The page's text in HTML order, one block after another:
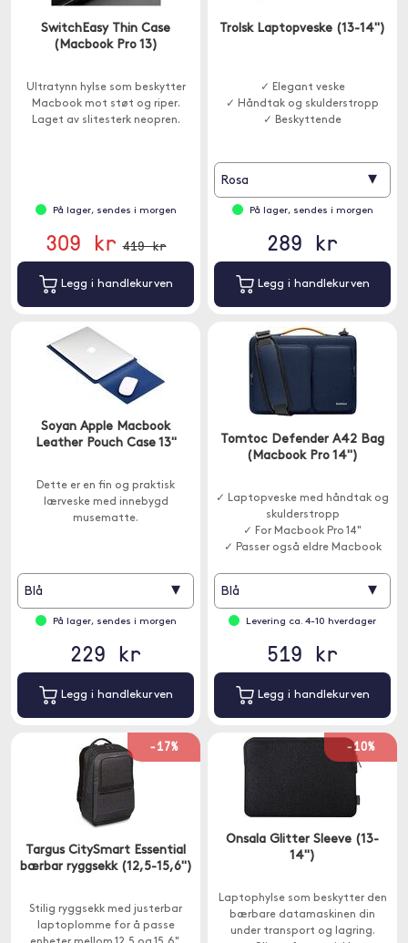
SwitchEasy Thin Case
(Macbook Pro 13)
Ultratynn hylse som beskytter
Macbook mot støt og riper.
Laget av slitesterk neopren.
På lager, sendes i morgen
309 kr 419 kr
Legg i handlekurven
Trolsk Laptopveske (13-14")
✓ Elegant veske
✓ Håndtak og skulderstropp
✓ Beskyttende
Rosa ▾
På lager, sendes i morgen
289 kr
Legg i handlekurven
Soyan Apple Macbook
Leather Pouch Case 13"
Dette er en fin og praktisk
lærveske med innebygd
musematte.
Blå ▾
På lager, sendes i morgen
229 kr
Legg i handlekurven
Tomtoc Defender A42 Bag
(Macbook Pro 14")
✓ Laptopveske med håndtak og
skulderstropp
✓ For Macbook Pro 14"
✓ Passer også eldre Macbook
Blå ▾
Levering ca. 4-10 hverdager
519 kr
Legg i handlekurven
-17%
Targus CitySmart Essential
bærbar ryggsekk (12,5-15,6")
Stilig ryggsekk med justerbar
laptoplomme for å passe
-10%
Onsala Glitter Sleeve (13-
14")
Laptophylse som beskytter den
bærbare datamaskinen din
under transport og lagring.